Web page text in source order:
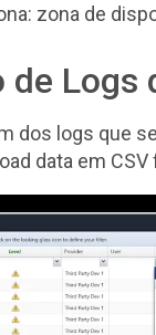
zona de
de Logs
dos logs que
data em